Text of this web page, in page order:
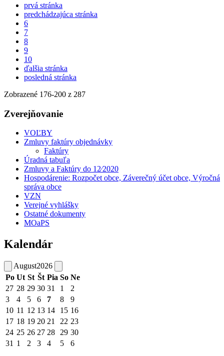
prvá stránka
predchádzajúca stránka
6
7
8
9
10
ďalšia stránka
posledná stránka
Zobrazené 176-200 z 287
Zverejňovanie
VOĽBY
Zmluvy faktúry objednávky
Faktúry
Úradná tabuľa
Zmluvy a Faktúry do 12⁄2020
Hospodárenie: Rozpočet obce, Záverečný účet obce, Výročná
správa obce
VZN
Verejné vyhlášky
Ostatné dokumenty
MOaPS
Kalendár
August2026
Po Ut St Št Pia So Ne
27 28 29 30 31 1
2
3
4 5 6 7 8
9
10 11 12 13 14 15 16
17 18 19 20 21 22 23
24 25 26 27 28 29 30
31 1 2 3 4 5 6